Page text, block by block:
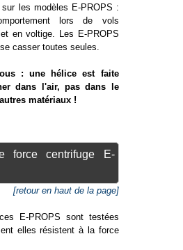
les modèles E-PROPS :
lors de vols
en voltige. Les E-PROPS
casser toutes seules.
: une hélice est faite
dans l'air, pas dans le
matériaux !
force centrifuge E-
[retour en haut de la page]
E-PROPS sont testées
elles résistent à la force